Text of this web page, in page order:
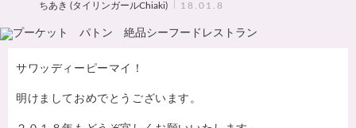
ちあき (タイリンガールChiaki) 18.01.8
サワッディーピーマイ！
明けましておめでとうございます。